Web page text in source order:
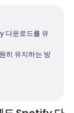
다운로드를 유
히 유지하는 방